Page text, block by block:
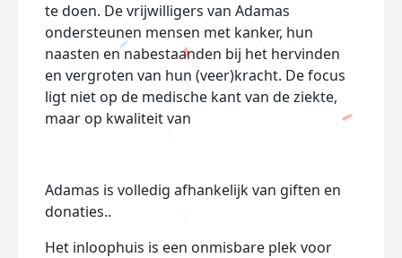
te doen. De vrijwilligers van Adamas
ondersteunen mensen met kanker, hun
naasten en nabestaanden bij het hervinden
en vergroten van hun (veer)kracht. De focus
ligt niet op de medische kant van de ziekte,
maar op kwaliteit van
Adamas is volledig afhankelijk van giften en
donaties..
Het inloophuis is een onmisbare plek voor